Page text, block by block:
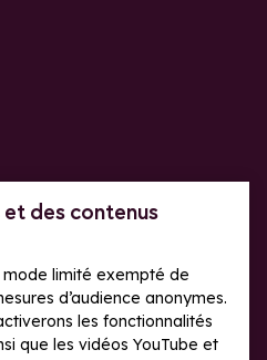
des contenus
mode limité exempté de
d’audience anonymes.
les fonctionnalités
que les vidéos YouTube et